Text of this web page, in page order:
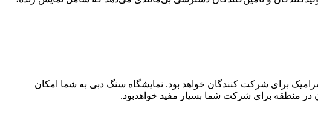
برای شرکت کنندگان خواهد بود. نمایشگاه سنگ دبی به شما امکان
در منطقه برای شرکت شما بسیار مفید خواهدبود.